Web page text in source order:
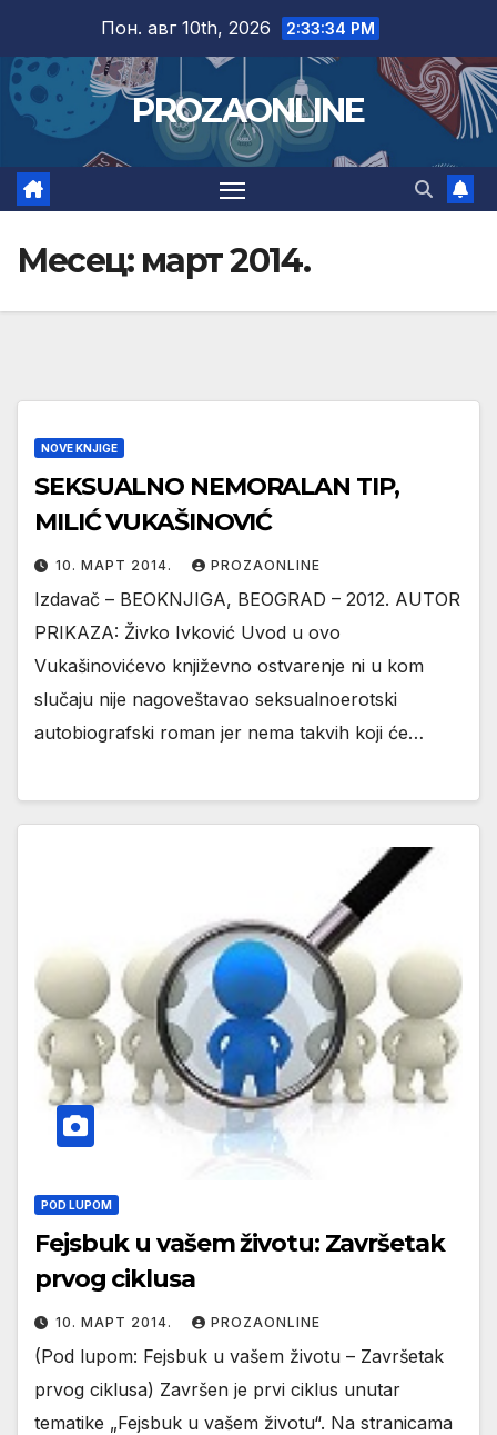
content
Пон. авг 10th, 2026 2:33:35 PM
PROZAONLINE
Месец: март 2014.
NOVE KNJIGE
SEKSUALNO NEMORALAN TIP,
MILIĆ VUKAŠINOVIĆ
10. МАРТ 2014. PROZAONLINE
Izdavač – BEOKNJIGA, BEOGRAD – 2012. AUTOR
PRIKAZA: Živko Ivković Uvod u ovo
Vukašinovićevo književno ostvarenje ni u kom
slučaju nije nagoveštavao seksualnoerotski
autobiografski roman jer nema takvih koji će…
POD LUPOM
Fejsbuk u vašem životu: Završetak
prvog ciklusa
10. МАРТ 2014. PROZAONLINE
(Pod lupom: Fejsbuk u vašem životu – Završetak
prvog ciklusa) Završen je prvi ciklus unutar
tematike „Fejsbuk u vašem životu“. Na stranicama